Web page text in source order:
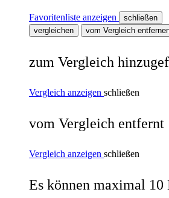
Favoritenliste anzeigen
schließen
vergleichen
vom Vergleich
zum Vergleich
Vergleich anzeigen schließen
vom Vergleich entfernt
Vergleich anzeigen schließen
Es können maximal